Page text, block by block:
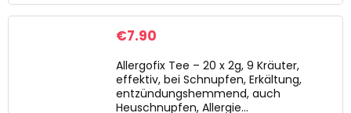
€7.90
Allergofix Tee – 20 x 2g, 9 Kräuter,
effektiv, bei Schnupfen, Erkältung,
entzündungshemmend, auch
Heuschnupfen, Allergie…